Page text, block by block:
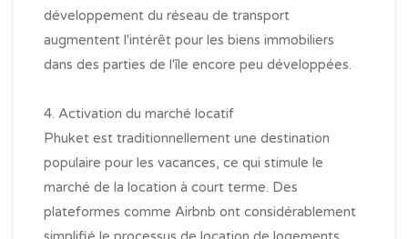
développement du réseau de transport
augmentent l'intérêt pour les biens immobiliers
dans des parties de l'île encore peu développées.
4. Activation du marché locatif
Phuket est traditionnellement une destination
populaire pour les vacances, ce qui stimule le
marché de la location à court terme. Des
plateformes comme Airbnb ont considérablement